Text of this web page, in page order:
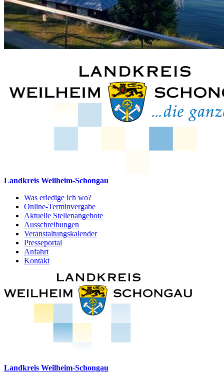
Landkreis Weilheim-Schongau
Was erledige ich wo?
Online-Terminvergabe
Aktuelle Stellenangebote
Ausschreibungen
Veranstaltungskalender
Presseportal
Anfahrt
Kontakt
Landkreis Weilheim-Schongau